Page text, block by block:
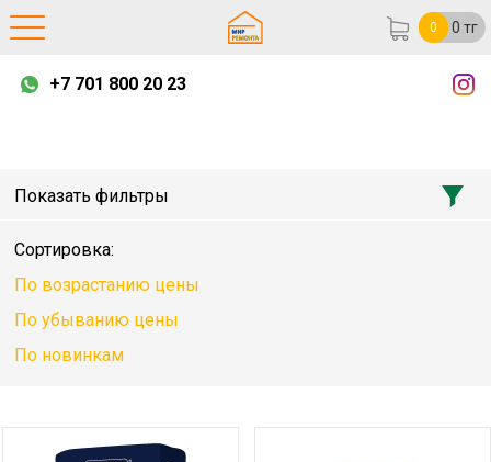
0 0 тг
+7 701 800 20 23
Показать фильтры
Сортировка:
По возрастанию цены
По убыванию цены
По новинкам